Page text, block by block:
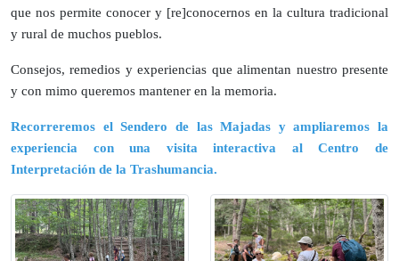
que nos permite conocer y [re]conocernos en la cultura tradicional
y rural de muchos pueblos.
Consejos, remedios y experiencias que alimentan nuestro presente
y con mimo queremos mantener en la memoria.
Recorreremos el Sendero de las Majadas y ampliaremos la
experiencia con una visita interactiva al Centro de
Interpretación de la Trashumancia.